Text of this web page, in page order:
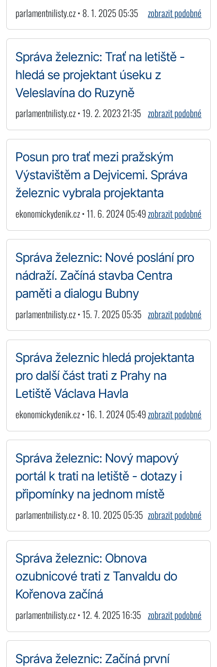
parlamentnilisty.cz • 8. 1. 2025 05:35 zobrazit podobné
Správa železnic: Trať na letiště -
hledá se projektant úseku z
Veleslavína do Ruzyně
parlamentnilisty.cz • 19. 2. 2023 21:35 zobrazit podobné
Posun pro trať mezi pražským
Výstavištěm a Dejvicemi. Správa
železnic vybrala projektanta
ekonomickydenik.cz • 11. 6. 2024 05:49zobrazit podobné
Správa železnic: Nové poslání pro
nádraží. Začíná stavba Centra
paměti a dialogu Bubny
parlamentnilisty.cz • 15. 7. 2025 05:35 zobrazit podobné
Správa železnic hledá projektanta
pro další část trati z Prahy na
Letiště Václava Havla
ekonomickydenik.cz • 16. 1. 2024 05:49zobrazit podobné
Správa železnic: Nový mapový
portál k trati na letiště - dotazy i
připomínky na jednom místě
parlamentnilisty.cz • 8. 10. 2025 05:35 zobrazit podobné
Správa železnic: Obnova
ozubnicové trati z Tanvaldu do
Kořenova začíná
parlamentnilisty.cz • 12. 4. 2025 16:35 zobrazit podobné
Správa železnic: Začíná první